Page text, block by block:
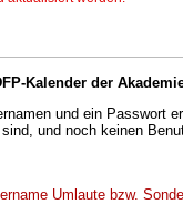
Kalender der
und ein Passwort
und noch keinen
Umlaute bzw.